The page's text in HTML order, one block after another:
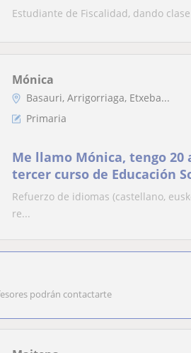
Estudiante de Fiscalidad, dando
Mónica
Basauri, Arrigorriaga, Etxeba...
Primaria
Me llamo Mónica, tengo 20
tercer curso de Educación
más de tres años de
particulares de refuerzo
Refuerzo de idiomas (castellano,
re...
podrán contactarte